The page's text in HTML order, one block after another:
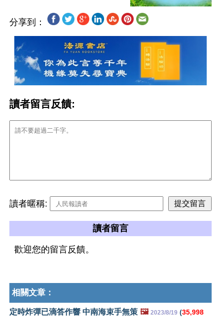
分享到：
讀者留言反饋:
讀者暱稱:
讀者留言
歡迎您的留言反饋。
相關文章：
定時炸彈已滴答作響 中南海束手無策 🖼️ 2023/8/19 (35,998